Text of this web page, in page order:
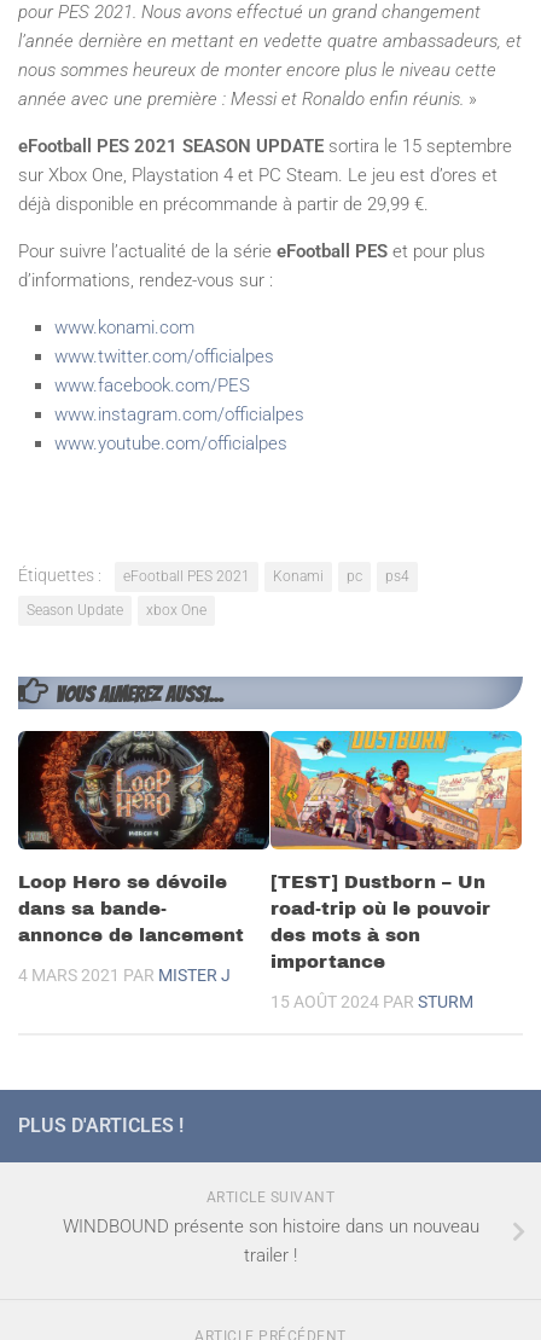
pour PES 2021. Nous avons effectué un grand changement
l’année dernière en mettant en vedette quatre ambassadeurs, et
nous sommes heureux de monter encore plus le niveau cette
année avec une première : Messi et Ronaldo enfin réunis. »
eFootball PES 2021 SEASON UPDATE sortira le 15 septembre
sur Xbox One, Playstation 4 et PC Steam. Le jeu est d’ores et
déjà disponible en précommande à partir de 29,99 €.
Pour suivre l’actualité de la série eFootball PES et pour plus
d’informations, rendez-vous sur :
www.konami.com
www.twitter.com/officialpes
www.facebook.com/PES
www.instagram.com/officialpes
www.youtube.com/officialpes
Étiquettes : eFootball PES 2021 Konami pc
ps4
Season Update
xbox One
VOUS AIMEREZ AUSSI...
Loop Hero se dévoile
dans sa bande-
annonce de lancement
4 MARS 2021 PAR MISTER J
[TEST] Dustborn – Un
road-trip où le pouvoir
des mots à son
importance
15 AOÛT 2024 PAR STURM
PLUS D'ARTICLES !
ARTICLE SUIVANT
WINDBOUND présente son histoire dans un nouveau
trailer !